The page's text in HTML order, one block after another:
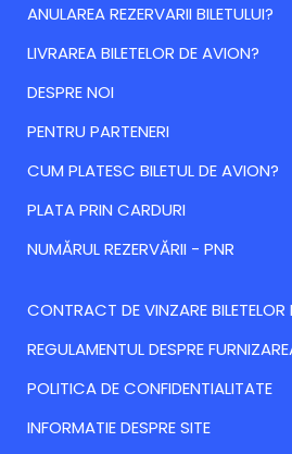
ANULAREA REZERVARII BILETULUI?
LIVRAREA BILETELOR DE AVION?
DESPRE NOI
PENTRU PARTENERI
CUM PLATESC BILETUL DE AVION?
PLATA PRIN CARDURI
NUMĂRUL REZERVĂRII - PNR
CONTRACT DE VINZARE BILETELOR
REGULAMENTUL DESPRE
POLITICA DE CONFIDENTIALITATE
INFORMATIE DESPRE SITE